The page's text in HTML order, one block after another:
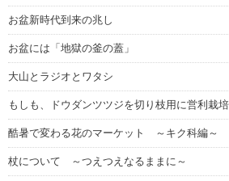
お盆新時代到来の兆し
お盆には「地獄の釜の蓋」
大山とラジオとワタシ
もしも、ドウダンツツジを切り枝用に営利栽
酷暑で変わる花のマーケット ～キク科編～
杖について ～つえつえなるままに～